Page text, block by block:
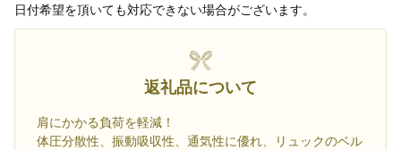
日付希望を頂いても対応できない場合がございます。
返礼品について
肩にかかる負荷を軽減！
体圧分散性、振動吸収性、通気性に優れ、リュックのベル